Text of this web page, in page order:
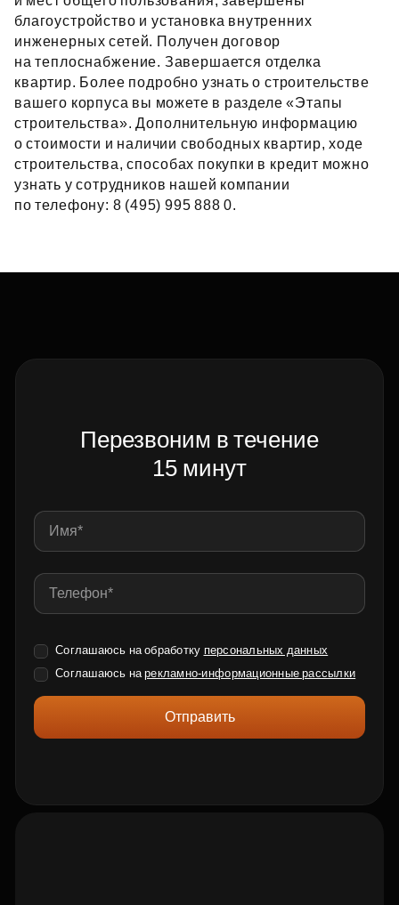
благоустройство и установка внутренних
инженерных сетей. Получен договор
на теплоснабжение. Завершается отделка
квартир. Более подробно узнать о строительстве
вашего корпуса вы можете в разделе «Этапы
строительства». Дополнительную информацию
о стоимости и наличии свободных квартир, ходе
строительства, способах покупки в кредит можно
узнать у сотрудников нашей компании
по телефону: 8 (495) 995 888 0.
Перезвоним в течение
15 минут
Соглашаюсь на обработку персональных данных
Соглашаюсь нарекламно-информационные рассылки
Отправить